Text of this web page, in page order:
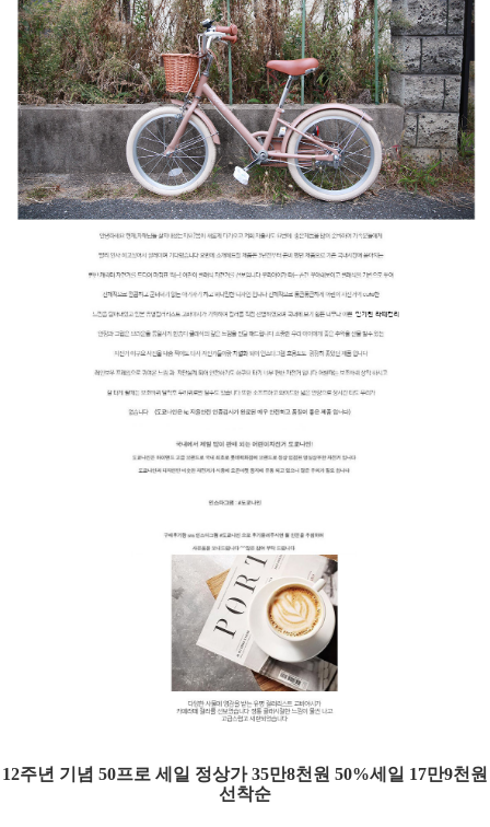
12주년 기념 50프로 세일 정상가 35만8천원 50%세일 17만9천원
선착순